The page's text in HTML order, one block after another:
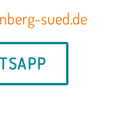
sued.de